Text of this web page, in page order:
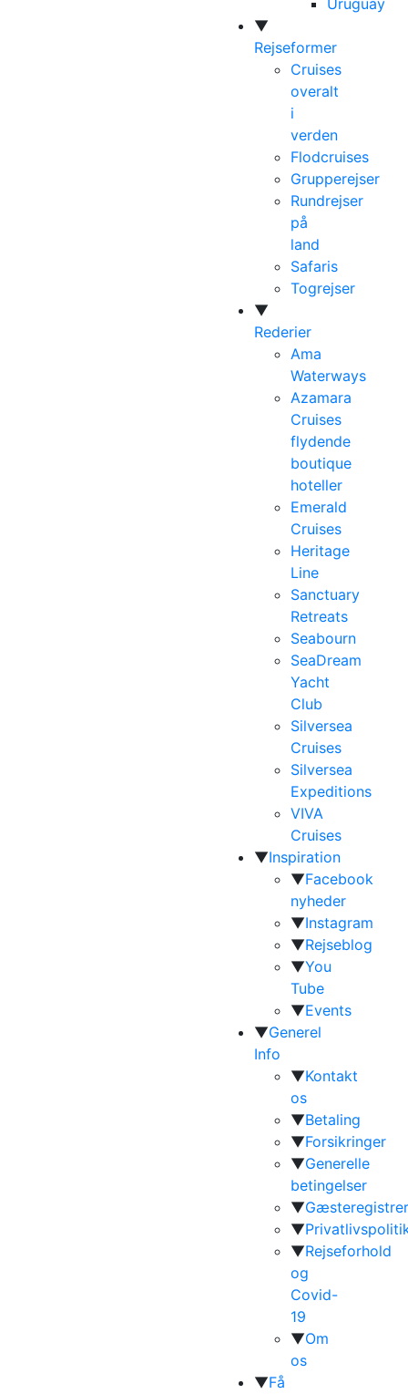
Uruguay
▼
Rejseformer
Cruises
overalt
i
verden
Flodcruises
Grupperejser
Rundrejser
på
land
Safaris
Togrejser
▼
Rederier
Ama
Waterways
Azamara
Cruises
flydende
boutique
hoteller
Emerald
Cruises
Heritage
Line
Sanctuary
Retreats
Seabourn
SeaDream
Yacht
Club
Silversea
Cruises
Silversea
Expeditions
VIVA
Cruises
▼Inspiration
▼Facebook
nyheder
▼Instagram
▼Rejseblog
▼You
Tube
▼Events
▼Generel
Info
▼Kontakt
os
▼Betaling
▼Forsikringer
▼Generelle
betingelser
▼
▼
▼Rejseforhold
og
Covid-
19
▼Om
os
▼Få